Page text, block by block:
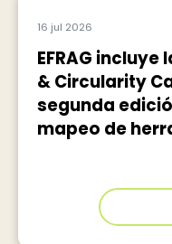
16 jul 2026
EFRAG
& Circularity
segunda
mapeo de